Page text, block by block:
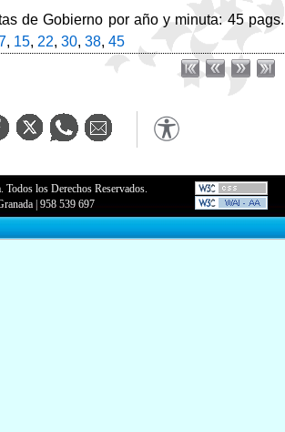
de Gobierno por año y minuta: 45 pags.
, 15, 22, 30, 38, 45
Todos los Derechos Reservados.
|958 539 697